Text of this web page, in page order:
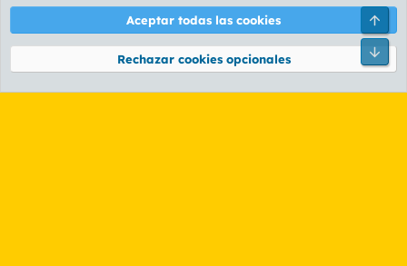
Términos y reglas Política de privacidad Ayuda
Community platform by XenForo® © 2010-2026 XenForo Ltd.
Aceptar todas las cookies
Rechazar cookies opcionales
Pie